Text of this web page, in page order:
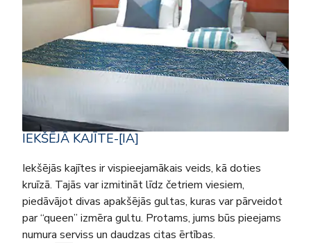
IEKŠĒJĀ KAJĪTE-[IA]
Iekšējās kajītes ir vispieejamākais veids, kā doties
kruīzā. Tajās var izmitināt līdz četriem viesiem,
piedāvājot divas apakšējās gultas, kuras var pārveidot
par “queen” izmēra gultu. Protams, jums būs pieejams
numura serviss un daudzas citas ērtības.